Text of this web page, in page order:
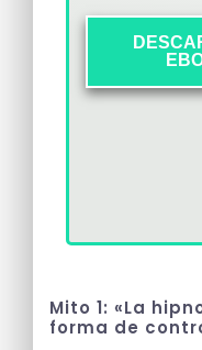
Mito 1: «La
forma de